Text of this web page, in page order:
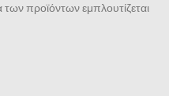
προϊόντων εμπλουτίζεται